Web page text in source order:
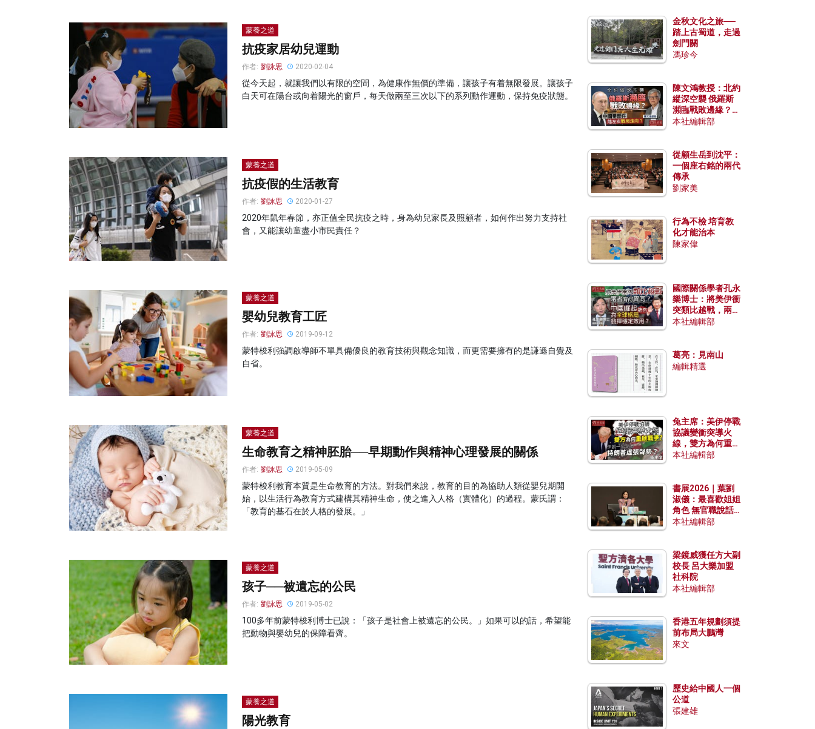
蒙養之道
抗疫家居幼兒運動
作者: 劉詠思 2020-02-04
從今天起，就讓我們以有限的空間，為健康作無價的準備，讓孩子有着無限發展。讓孩子
白天可在陽台或向着陽光的窗戶，每天做兩至三次以下的系列動作運動，保持免疫狀態。
蒙養之道
抗疫假的生活教育
作者: 劉詠思 2020-01-27
2020年鼠年春節，亦正值全民抗疫之時，身為幼兒家長及照顧者，如何作出努力支持社
會，又能讓幼童盡小市民責任？
蒙養之道
嬰幼兒教育工匠
作者: 劉詠思 2019-09-12
蒙特梭利強調啟導師不單具備優良的教育技術與觀念知識，而更需要擁有的是謙遜自覺及
自省。
蒙養之道
生命教育之精神胚胎──早期動作與精神心理發展的關係
作者: 劉詠思 2019-05-09
蒙特梭利教育本質是生命教育的方法。對我們來說，教育的目的為協助人類從嬰兒期開
始，以生活行為教育方式建構其精神生命，使之進入人格（實體化）的過程。蒙氏謂：
「教育的基石在於人格的發展。」
蒙養之道
孩子──被遺忘的公民
作者: 劉詠思 2019-05-02
100多年前蒙特梭利博士已說：「孩子是社會上被遺忘的公民。」如果可以的話，希望能
把動物與嬰幼兒的保障看齊。
蒙養之道
陽光教育
金秋文化之旅──
踏上古蜀道，走過
劍門關
馮珍今
陳文鴻教授：北約
縱深空襲 俄羅斯
瀕臨戰敗邊緣？中
國零部件能左右戰
本社編輯部
從顧生岳到沈平：
一個座右銘的兩代
傳承
劉家美
行為不檢 培育教
化才能治本
陳家偉
國際關係學者孔永
樂博士：將美伊衝
突類比越戰，兩者
有何異同？中國崛
本社編輯部
葛亮：見南山
編輯精選
兔主席：美伊停戰
協議變衝突導火
線，雙方為何重啟
戰爭？伊朗一早洞
本社編輯部
書展2026｜葉劉
淑儀：最喜歡姐姐
角色 無官職說話
包袱少
本社編輯部
梁鏡威獲任方大副
校長 呂大樂加盟
社科院
本社編輯部
香港五年規劃須提
前布局大鵬灣
來文
歷史給中國人一個
公道
張建雄